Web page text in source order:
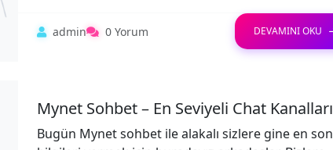
admin 0 Yorum DEVAMINI OKU
Mynet Sohbet – En Seviyeli Chat Kanalları
Bugün Mynet sohbet ile alakalı sizlere gine en son